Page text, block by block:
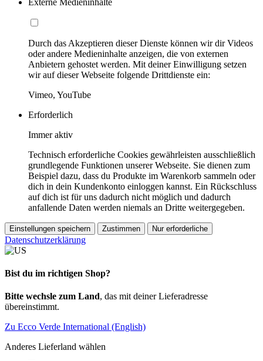
Externe Medieninhalte
Durch das Akzeptieren dieser Dienste können wir dir Videos
oder andere Medieninhalte anzeigen, die von externen
Anbietern gehostet werden. Mit deiner Einwilligung setzen
wir auf dieser Webseite folgende Drittdienste ein:
Vimeo, YouTube
Erforderlich
Immer aktiv
Technisch erforderliche Cookies gewährleisten ausschließlich
grundlegende Funktionen unserer Webseite. Sie dienen zum
Beispiel dazu, dass du Produkte im Warenkorb sammeln oder
dich in dein Kundenkonto einloggen kannst. Ein Rückschluss
auf dich ist für uns dadurch nicht möglich und dadurch
anfallende Daten werden niemals an Dritte weitergegeben.
Einstellungen speichern Zustimmen Nur erforderliche
Datenschutzerklärung
Bist du im richtigen Shop?
Bitte wechsle zum Land, das mit deiner Lieferadresse
übereinstimmt.
Zu Ecco Verde International (English)
Anderes Lieferland wählen